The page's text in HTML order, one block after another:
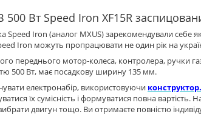
500 Вт Speed Iron XF15R
Iron (аналог MXUS) зарекомендували себе
Iron можуть пропрацювати не один рік на
переднього мотор-колеса, контролера, ручки
500 Вт, має посадкову ширину 135 мм.
електронабір, використовуючи конструктор.
їх сумісність і формуватися повна
двигун тощо. Ви отримаєте повністю